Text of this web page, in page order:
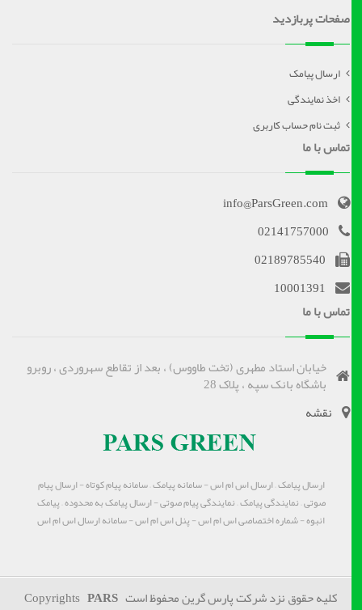
صفحات پربازدید
ارسال پیامک
اخذ نمایندگی
ثبت نام حساب کاربری
تماس با ما
info@ParsGreen.com
02141757000
02189785540
10001391
تماس با ما
خیابان استاد مطهری (تخت طاووس) ، بعد از تقاطع سهروردی ، روبرو
باشگاه بانک سپه ، پلاک 28
نقشه
ارسال پیامک – ارسال اس ام اس - سامانه پیامک – سامانه پیام کوتاه - ارسال پیام
صوتی – نمایندگی پیامک – نمایندگی پیام صوتی - ارسال پیامک به محدوده – پیامک
انبوه - شماره اختصاصی اس ام اس - پنل اس ام اس - سامانه ارسال اس ام اس
کلیه حقوق نزد شرکت پارس گرین محفوظ است CopyrightsPARS